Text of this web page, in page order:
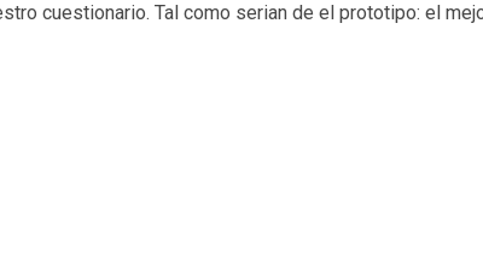
cuestionario. Tal como serian de el prototipo: el